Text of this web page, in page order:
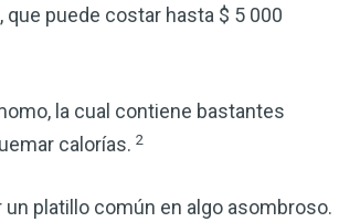
puede costar hasta $ 5 000
la cual contiene bastantes
calorías. 2
platillo común en algo asombroso.